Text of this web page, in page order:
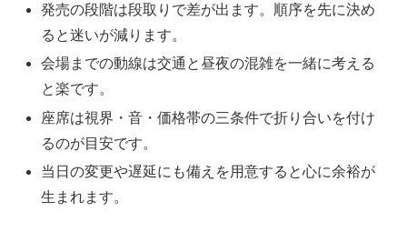
発売の段階は段取りで差が出ます。順序を先に決め
ると迷いが減ります。
会場までの動線は交通と昼夜の混雑を一緒に考える
と楽です。
座席は視界・音・価格帯の三条件で折り合いを付け
るのが目安です。
当日の変更や遅延にも備えを用意すると心に余裕が
生まれます。